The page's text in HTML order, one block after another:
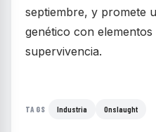
septiembre, y promete
genético con
supervivencia.
TAGS Industria Onslaught